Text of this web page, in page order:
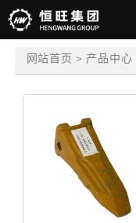
网站首页 > 产品中心